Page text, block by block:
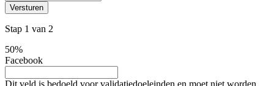
Versturen
Stap 1 van 2
50%
Facebook
Dit veld is bedoeld voor validatiedoeleinden en moet niet worden